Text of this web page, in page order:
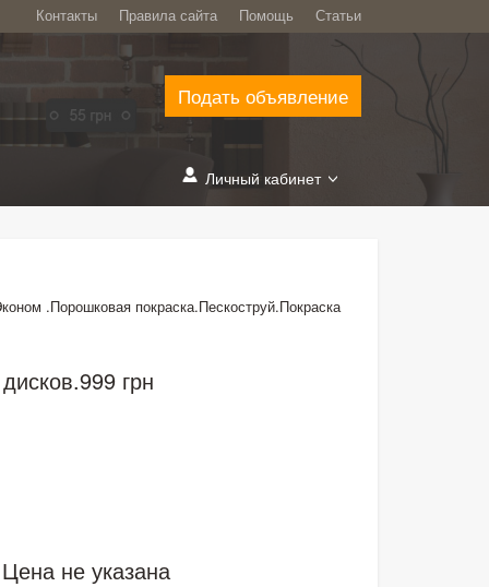
Контакты Правила сайта Помощь Статьи
Подать объявление
Личный кабинет
.Порошковая покраска.Пескоструй.Покраска
грн
Цена не указана